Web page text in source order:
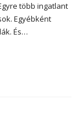
több ingatlant
Egyébként
És…